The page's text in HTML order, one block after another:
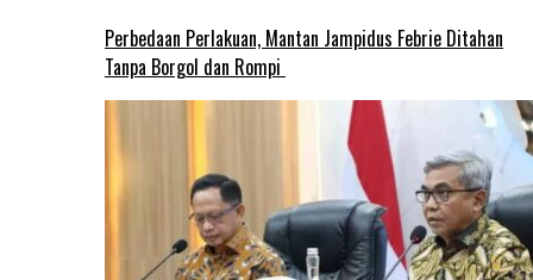
Perbedaan Perlakuan, Mantan Jampidus Febrie Ditahan
Tanpa Borgol dan Rompi